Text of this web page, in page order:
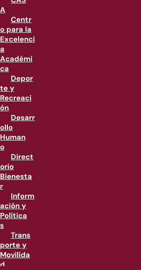
A
Centr
o para la
Excelenci
a
Académi
ca
Depor
te y
Recreaci
ón
Desarr
ollo
Human
o
Direct
orio
Bienesta
r
Inform
ación y
Política
s
Trans
porte y
Movilida
d